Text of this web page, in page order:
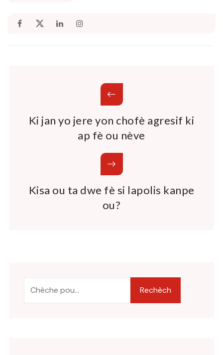
Ki jan yo jere yon chofè agresif ki
ap fè ou nève
Kisa ou ta dwe fè si lapolis kanpe
ou?
Rechèch